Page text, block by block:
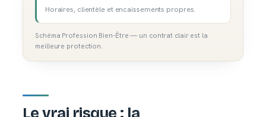
Horaires, clientèle et encaissements propres.
Schéma Profession Bien-Être — un contrat clair est la
meilleure protection.
Le vrai risque : la